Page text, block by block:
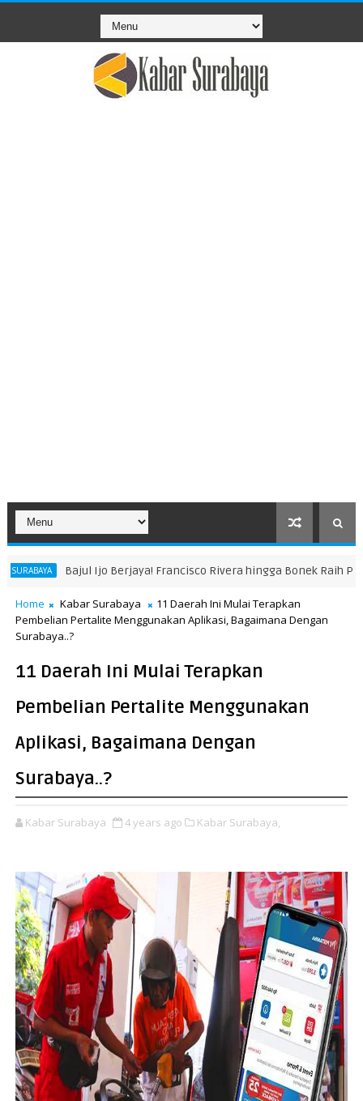
Francisco Rivera hingga Bonek Raih Penghargaan di Piala
Home Kabar Surabaya
11 Daerah Ini Mulai Terapkan
Pembelian Pertalite Menggunakan Aplikasi, Bagaimana Dengan
Surabaya..?
11 Daerah Ini Mulai Terapkan
Pembelian Pertalite Menggunakan
Aplikasi, Bagaimana Dengan
Surabaya..?
Kabar Surabaya 4 years ago Kabar Surabaya,